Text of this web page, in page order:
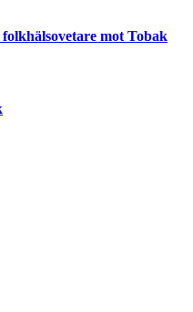
mot Tobak